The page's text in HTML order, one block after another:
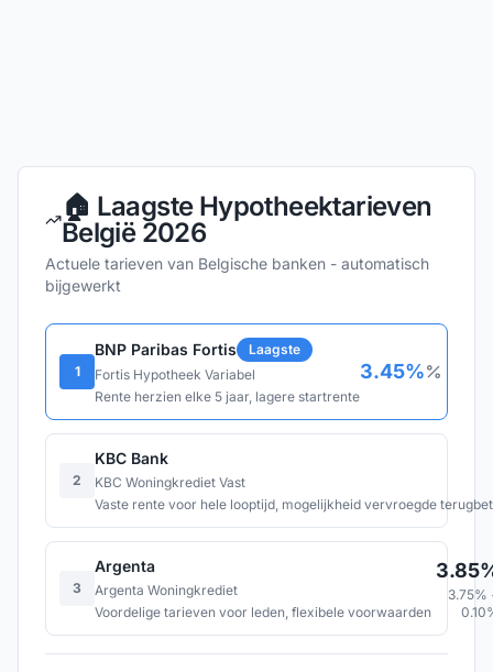
🏠 Laagste Hypotheektarieven
België 2026
Actuele tarieven van Belgische banken - automatisch
bijgewerkt
1
BNP Paribas Fortis
Laagste
Fortis Hypotheek Variabel
Rente herzien elke 5 jaar, lagere startrente
3.45%
2
KBC Bank
KBC Woningkrediet Vast
Vaste rente voor hele looptijd, mogelijkheid vervroegde
3
Argenta
Argenta Woningkrediet
Voordelige tarieven voor leden, flexibele voorwaarden
3.85
3.75%
0.10